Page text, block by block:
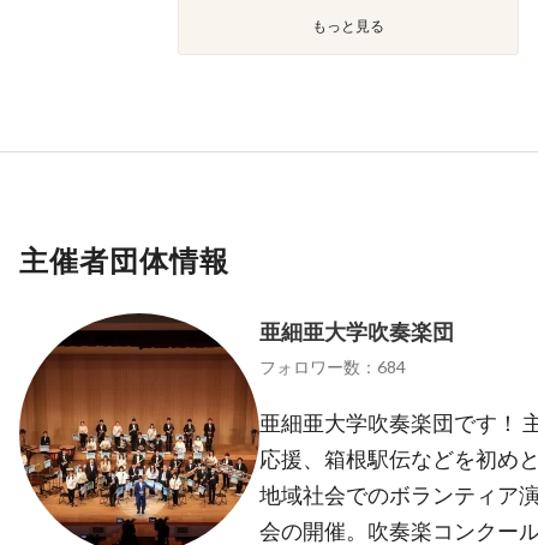
もっと見る
主催者団体情報
亜細亜大学吹奏楽団
フォロワー数：684
亜細亜大学吹奏楽団です！
応援、箱根駅伝などを初め
地域社会でのボランティア
会の開催。吹奏楽コンクー